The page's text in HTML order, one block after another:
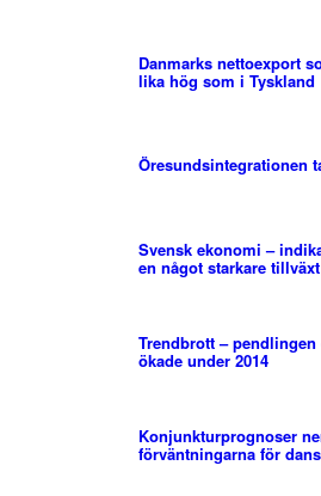
Danmarks nettoexport
lika hög som i Tyskland
Öresundsintegrationen
Svensk ekonomi –
en något starkare
Trendbrott – pendlingen
ökade under 2014
Konjunkturprognoser
förväntningarna för